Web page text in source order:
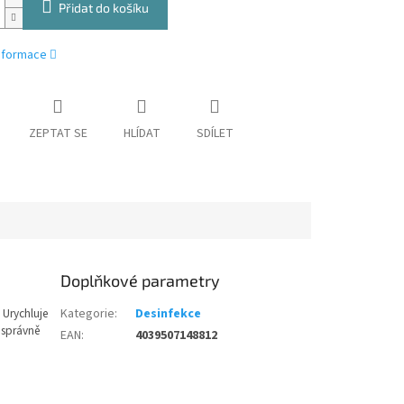
Přidat do košíku
ZEPTAT SE HLÍDAT SDÍLET
Doplňkové parametry
Kategorie:
Desinfekce
EAN: 4039507148812